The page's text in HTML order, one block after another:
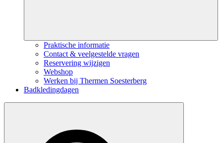
Praktische informatie
Contact & veelgestelde vragen
Reservering wijzigen
Webshop
Werken bij Thermen Soesterberg
Badkledingdagen